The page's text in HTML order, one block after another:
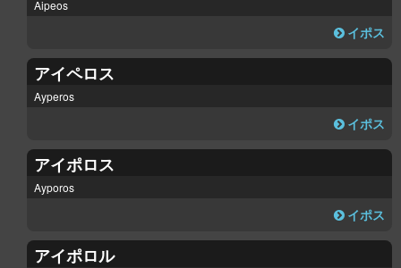
Aipeos
イポス
アイペロス
Ayperos
イポス
アイポロス
Ayporos
イポス
アイポロル